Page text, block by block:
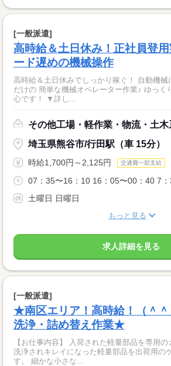
[一般派遣]
高時給＆土日休み！正社員登
ード遅めの機械操作
高時給＆土日休みでしっかり稼ぐ！ 自動機械
だけの 簡単な機械オペレーター作業♪ ゆっく
心です！ ▼詳し...
その他工場・軽作業・物流・土木
埼玉県熊谷市/行田駅（車 15分）
時給1,700円～2,125円 交通費一部支給
07：35〜16：10 16：05〜00：40 7：
土曜日 日曜日
もっと見る
求人詳細を見る
[一般派遣]
★南区エリア！高時給！（＾
洗浄・詰め替え作業★
【お仕事内容】 入荷された軽量部品を専用のカゴに移し替えます。
洗浄されキレイになった軽量部品を出荷用の
す。 細かな小さな...